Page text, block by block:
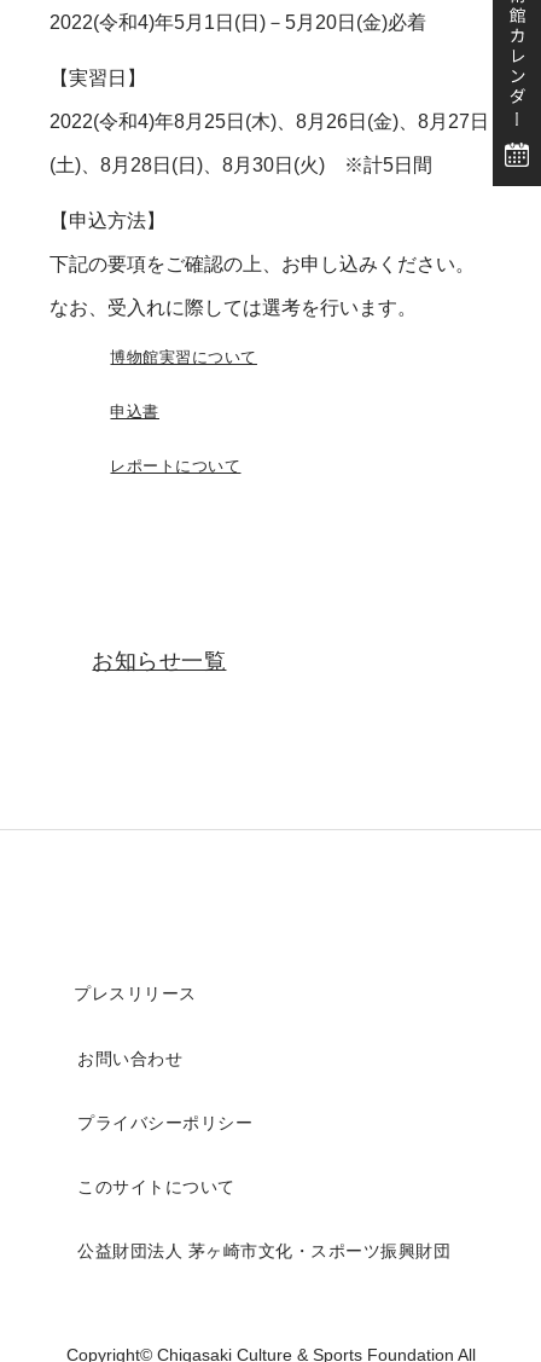
2022(令和4)年5月1日(日)－5月20日(金)必着
【実習日】
2022(令和4)年8月25日(木)、8月26日(金)、8月27日
(土)、8月28日(日)、8月30日(火) ※計5日間
【申込方法】
下記の要項をご確認の上、お申し込みください。
なお、受入れに際しては選考を行います。
博物館実習について
申込書
レポートについて
お知らせ一覧
プレスリリース
お問い合わせ
プライバシーポリシー
このサイトについて
公益財団法人 茅ヶ崎市文化・スポーツ振興財団
Copyright© Chigasaki Culture & Sports Foundation All